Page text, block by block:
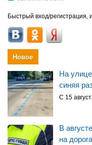
Быстрый вход/регистрация,
Новое
На
синяя
С 15
В
на